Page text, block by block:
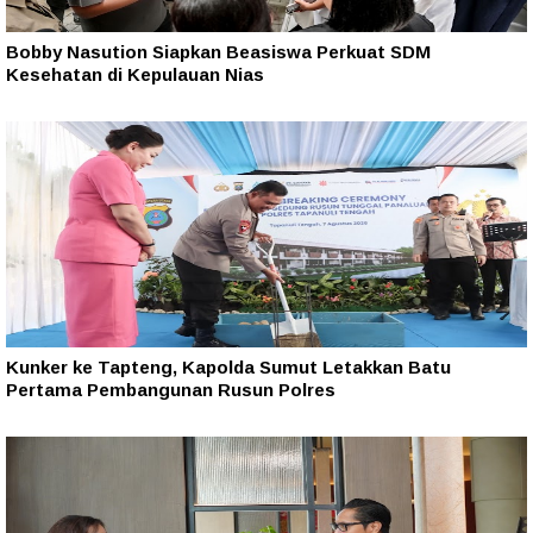
Bobby Nasution Siapkan Beasiswa Perkuat SDM
Kesehatan di Kepulauan Nias
Kunker ke Tapteng, Kapolda Sumut Letakkan Batu
Pertama Pembangunan Rusun Polres